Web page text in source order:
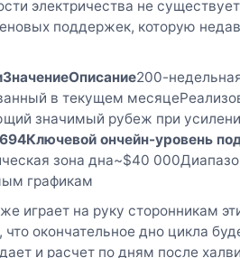
электричества не
поддержек, которую
ЗначениеОписание200-
в текущем
значимый рубеж при
Ключевой ончейн-уровень
зона дна~$40
графикам
играет на руку сторонникам
что окончательное дно цикла
и расчет по дням после